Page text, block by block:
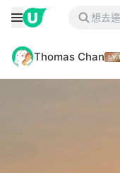
Thomas Chan